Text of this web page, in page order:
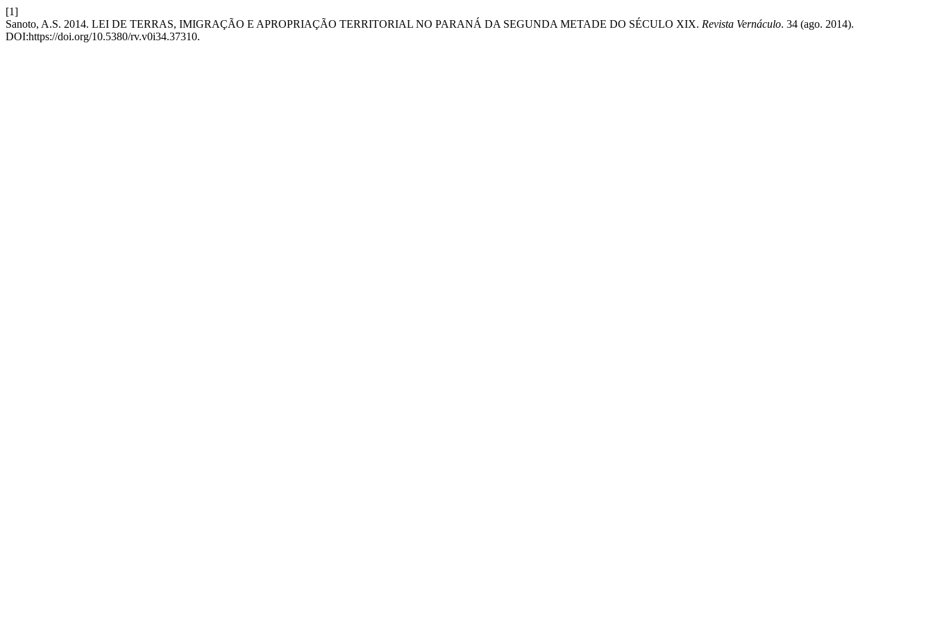
[1]
Sanoto, A.S. 2014. LEI DE TERRAS, IMIGRAÇÃO E APROPRIAÇÃO TERRITORIAL NO PARANÁ DA SEGUNDA METADE DO SÉCULO XIX. Revista Vernáculo. 34 (ago. 2014).
DOI:https://doi.org/10.5380/rv.v0i34.37310.